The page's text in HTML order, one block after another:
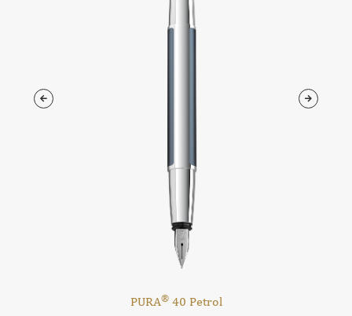
PURA®40 Petrol